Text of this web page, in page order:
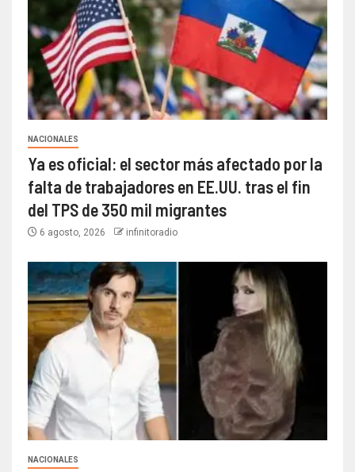
NACIONALES
Ya es oficial: el sector más afectado por la
falta de trabajadores en EE.UU. tras el fin
del TPS de 350 mil migrantes
6 agosto, 2026 infinitoradio
NACIONALES